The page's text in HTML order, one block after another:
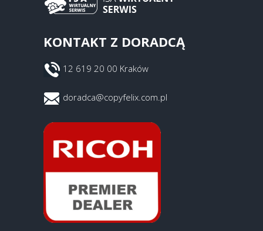
KONTAKT Z DORADCĄ
12 619 20 00 Kraków
doradca@copyfelix.com.pl